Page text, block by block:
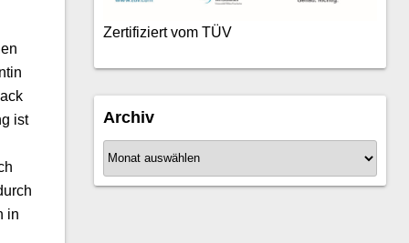
ist
in
Zertifiziert vom TÜV
Archiv
A
r